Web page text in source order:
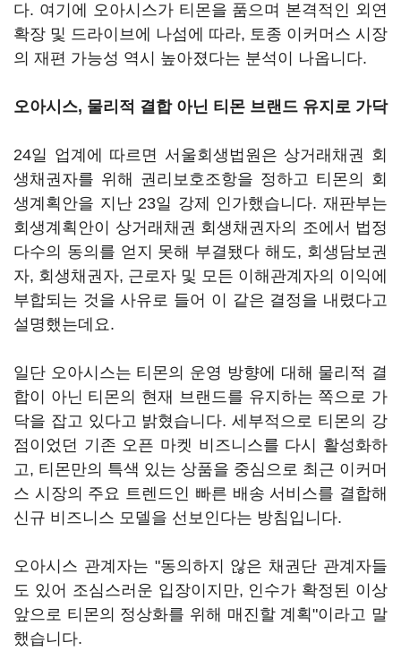
다. 여기에 오아시스가 티몬을 품으며 본격적인 외연
확장 및 드라이브에 나섬에 따라, 토종 이커머스 시장
의 재편 가능성 역시 높아졌다는 분석이 나옵니다.
오아시스, 물리적 결합 아닌 티몬 브랜드 유지로 가닥
24일 업계에 따르면 서울회생법원은 상거래채권 회
생채권자를 위해 권리보호조항을 정하고 티몬의 회
생계획안을 지난 23일 강제 인가했습니다. 재판부는
회생계획안이 상거래채권 회생채권자의 조에서 법정
다수의 동의를 얻지 못해 부결됐다 해도, 회생담보권
자, 회생채권자, 근로자 및 모든 이해관계자의 이익에
부합되는 것을 사유로 들어 이 같은 결정을 내렸다고
설명했는데요.
일단 오아시스는 티몬의 운영 방향에 대해 물리적 결
합이 아닌 티몬의 현재 브랜드를 유지하는 쪽으로 가
닥을 잡고 있다고 밝혔습니다. 세부적으로 티몬의 강
점이었던 기존 오픈 마켓 비즈니스를 다시 활성화하
고, 티몬만의 특색 있는 상품을 중심으로 최근 이커머
스 시장의 주요 트렌드인 빠른 배송 서비스를 결합해
신규 비즈니스 모델을 선보인다는 방침입니다.
오아시스 관계자는 "동의하지 않은 채권단 관계자들
도 있어 조심스러운 입장이지만, 인수가 확정된 이상
앞으로 티몬의 정상화를 위해 매진할 계획"이라고 말
했습니다.